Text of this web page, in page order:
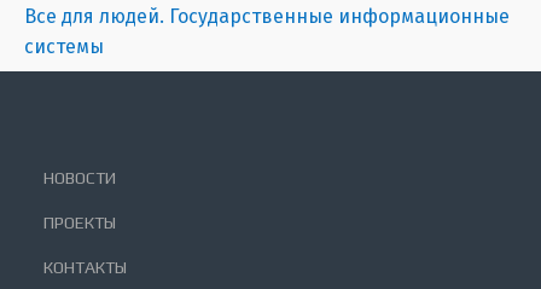
Все для людей. Государственные информационные
системы
НОВОСТИ
ПРОЕКТЫ
КОНТАКТЫ